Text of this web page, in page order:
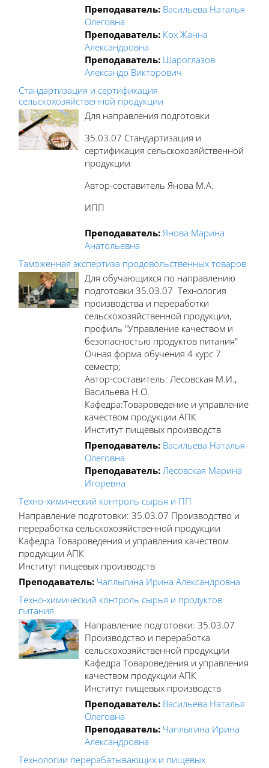
Преподаватель: Васильева Наталья
Олеговна
Преподаватель: Кох Жанна
Александровна
Преподаватель: Шароглазов
Александр Викторович
Стандартизация и сертификация
сельскохозяйственной продукции
Для направления подготовки
35.03.07 Стандартизация и
сертификация сельскохозяйственной
продукции
Автор-составитель Янова М.А.
ИПП
Преподаватель: Янова Марина
Анатольевна
Таможенная экспертиза продовольственных товаров
Для обучающихся по направлению
подготовки 35.03.07 Технология
производства и переработки
сельскохозяйственной продукции,
профиль "Управление качеством и
безопасностью продуктов питания"
Очная форма обучения 4 курс 7
семестр;
Автор-составитель: Лесовская М.И.,
Васильева Н.О.
Кафедра:Товароведение и управление
качеством продукции АПК
Институт пищевых производств
Преподаватель: Васильева Наталья
Олеговна
Преподаватель: Лесовская Марина
Игоревна
Техно-химический контроль сырья и ПП
Направление подготовки: 35.03.07 Производство и
переработка сельскохозяйственной продукции
Кафедра Товароведения и управления качеством
продукции АПК
Институт пищевых производств
Преподаватель: Чаплыгина Ирина Александровна
Техно-химический контроль сырья и продуктов
питания
Направление подготовки: 35.03.07
Производство и переработка
сельскохозяйственной продукции
Кафедра Товароведения и управления
качеством продукции АПК
Институт пищевых производств
Преподаватель: Васильева Наталья
Олеговна
Преподаватель: Чаплыгина Ирина
Александровна
Технологии перерабатывающих и пищевых